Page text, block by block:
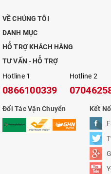
VỀ CHÚNG TÔI
DANH MỤC
HỖ TRỢ KHÁCH HÀNG
TƯ VẤN - HỖ TRỢ
Hotline 1
0866100339
Hotline 2
Đối Tác Vận Chuyển
Kết